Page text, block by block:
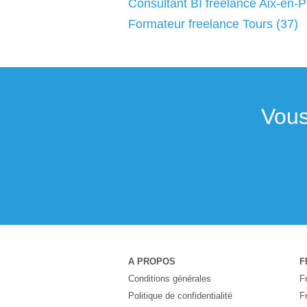
Consultant BI freelance Aix-en-
Formateur freelance Tours (37)
A PROPOS
Conditions générales
Politique de confidentialité